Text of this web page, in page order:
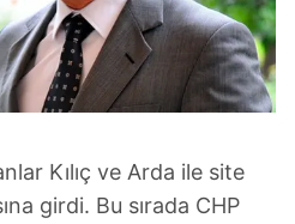
Kılıç ve Arda ile site
girdi. Bu sırada CHP